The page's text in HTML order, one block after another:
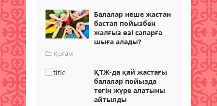
Балалар неше жастан
бастап пойызбен
жалғыз өзі сапарға
шыға алады?
Қоғам
ҚТЖ-да қай жастағы
балалар пойызда
тегін жүре алатыны
айтылды